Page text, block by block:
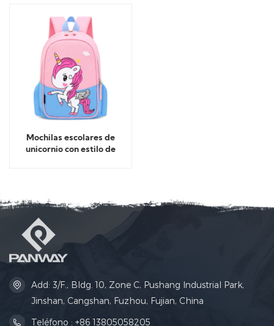
Mochilas escolares de
unicornio con estilo de
Add: 3/F., Bldg. 10, Zone C, Pushang Industrial Park,
Jinshan, Cangshan, Fuzhou, Fujian, China
Teléfono : +86 13805058205